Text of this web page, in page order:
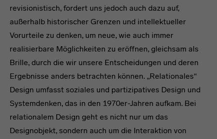
revisionistisch, fordert uns jedoch auch dazu auf,
außerhalb historischer Grenzen und intellektueller
Vorurteile zu denken, um neue, wie auch immer
realisierbare Möglichkeiten zu eröffnen, gleichsam als
Brille, durch die wir unsere Entscheidungen und deren
Ergebnisse anders betrachten können. „Relationales“
Design umfasst soziales und partizipatives Design und
Systemdenken, das in den 1970er-Jahren aufkam. Bei
relationalem Design geht es nicht nur um das
Designobjekt, sondern auch um die Interaktion von